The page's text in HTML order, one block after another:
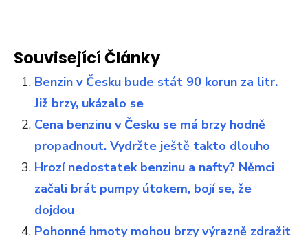
Související Články
Benzin v Česku bude stát 90 korun za litr.
Již brzy, ukázalo se
Cena benzinu v Česku se má brzy hodně
propadnout. Vydržte ještě takto dlouho
Hrozí nedostatek benzinu a nafty? Němci
začali brát pumpy útokem, bojí se, že
dojdou
Pohonné hmoty mohou brzy výrazně zdražit